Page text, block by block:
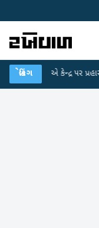
બ્રેકિંગ
કેન્દ્ર પર પ્રહાર કર્યા ●